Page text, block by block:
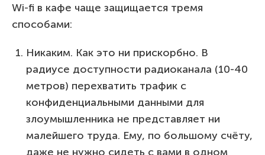
Wi-fi в кафе чаще защищается тремя
способами:
Никаким. Как это ни прискорбно. В
радиусе доступности радиоканала (10-40
метров) перехватить трафик с
конфиденциальными данными для
злоумышленника не представляет ни
малейшего труда. Ему, по большому счёту,
даже не нужно сидеть с вами в одном